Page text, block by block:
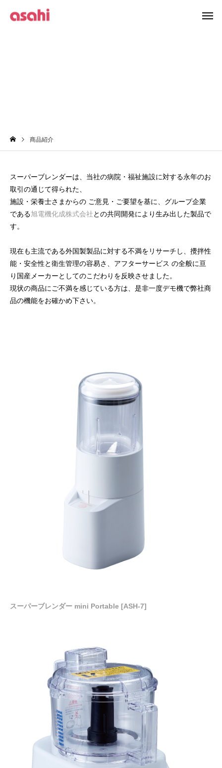
商品紹介
スーパーブレンダーは、当社の病院・福祉施設に対する永年のお
取引の通じて得られた、
施設・栄養士さまからの ご意見・ご要望を基に、グループ企業
である旭電機化成株式会社との共同開発により生み出した製品で
す。
現在も主流である外国製製品に対する不満をリサーチし、攪拌性
能・安全性と衛生管理の容易さ、アフターサービス の全般に亘
り国産メーカーとしてのこだわりを反映させました。
現状の商品にご不満を感じている方は、是非一度デモ機で弊社商
品の機能をお確かめ下さい。
スーパーブレンダー mini Portable [ASH-7]